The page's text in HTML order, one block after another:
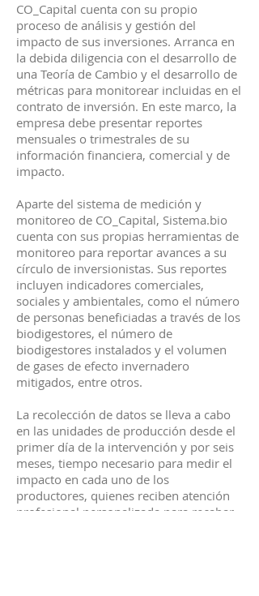
CO_Capital cuenta con su propio
proceso de análisis y gestión del
impacto de sus inversiones. Arranca en
la debida diligencia con el desarrollo de
una Teoría de Cambio y el desarrollo de
métricas para monitorear incluidas en el
contrato de inversión. En este marco, la
empresa debe presentar reportes
mensuales o trimestrales de su
información financiera, comercial y de
impacto.
Aparte del sistema de medición y
monitoreo de CO_Capital, Sistema.bio
cuenta con sus propias herramientas de
monitoreo para reportar avances a su
círculo de inversionistas. Sus reportes
incluyen indicadores comerciales,
sociales y ambientales, como el número
de personas beneficiadas a través de los
biodigestores, el número de
biodigestores instalados y el volumen
de gases de efecto invernadero
mitigados, entre otros.
La recolección de datos se lleva a cabo
en las unidades de producción desde el
primer día de la intervención y por seis
meses, tiempo necesario para medir el
impacto en cada uno de los
productores, quienes reciben atención
profesional personalizada para recabar